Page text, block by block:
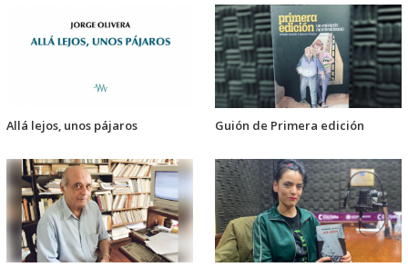
Allá lejos, unos pájaros Guión de Primera edición